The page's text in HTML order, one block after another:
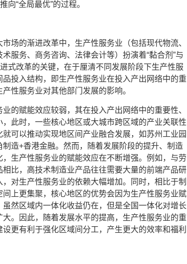
向“全局最优”的过程。
场的渐进改革中，生产性服务业（包括现代物流、
服务、商务咨询、法律会计等）扮演着“黏合剂”与
式改革的关键，在于厘清不同发展阶段下生产性服
投入结构，即生产性服务业在投入产出网络中的重
性服务业对其他部门发展的影响。
的赋能效应较弱，其在投入产出网络中的重要性、
此时，一些核心地区或大城市跨区域的产业关联性
可以推动实现地区间产业融合发展，如苏州工业园
制造+香港金融。然而，随着发展阶段的提升、制造
生产性服务业的赋能效应在不断增强。例如，与劳
比，高技术制造业产品往往需要大量的前端产品研
对生产性服务业的依赖大幅增加。同时，相比于制
上更集聚，核心地区的优势会因为生产性服务业赋
然区域内一体化收益仍在，但是全国一体化对增长
。因此，随着发展水平的提高，生产性服务业的重
更有利于强化区域间分工，产生更大的效率和福利